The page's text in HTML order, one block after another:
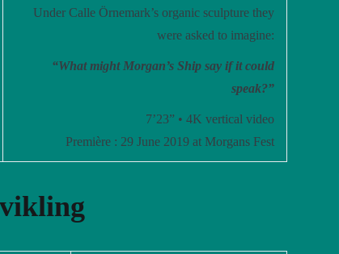
Under Calle Örnemark’s organic sculpture they
were asked to imagine:
“What might Morgan’s Ship say if it could
speak?”
7’23” • 4K vertical video
Première : 29 June 2019 at Morgans Fest